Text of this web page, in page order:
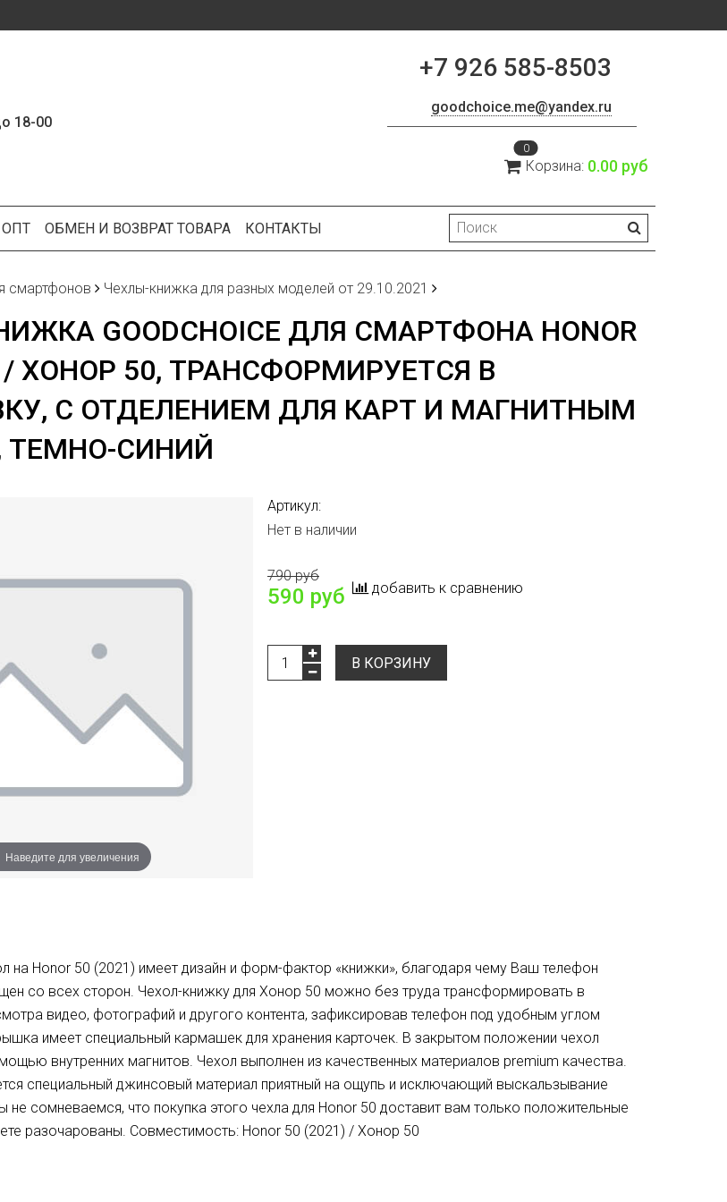
18-00
+7 926 585-8503
goodchoice.me@yandex.ru
0
Корзина: 0.00 руб
ОПТ ОБМЕН И ВОЗВРАТ ТОВАРА КОНТАКТЫ
смартфонов Чехлы-книжка для разных моделей от 29.10.2021
GOODCHOICE ДЛЯ СМАРТФОНА HONOR
/ ХОНОР 50, ТРАНСФОРМИРУЕТСЯ В
С ОТДЕЛЕНИЕМ ДЛЯ КАРТ И МАГНИТНЫМ
СИНИЙ
Наведите для увеличения
Артикул:
Нет в наличии
790 руб
590 руб добавить к сравнению
В КОРЗИНУ
на Honor 50 (2021) имеет дизайн и форм-фактор «книжки», благодаря чему Ваш телефон
со всех сторон. Чехол-книжку для Хонор 50 можно без труда трансформировать в
видео, фотографий и другого контента, зафиксировав телефон под удобным углом
имеет специальный кармашек для хранения карточек. В закрытом положении чехол
внутренних магнитов. Чехол выполнен из качественных материалов premium качества.
специальный джинсовый материал приятный на ощупь и исключающий выскальзывание
не сомневаемся, что покупка этого чехла для Honor 50 доставит вам только положительные
разочарованы. Совместимость: Honor 50 (2021) / Хонор 50